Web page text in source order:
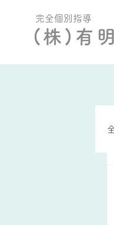
完全個別指導
(株)有